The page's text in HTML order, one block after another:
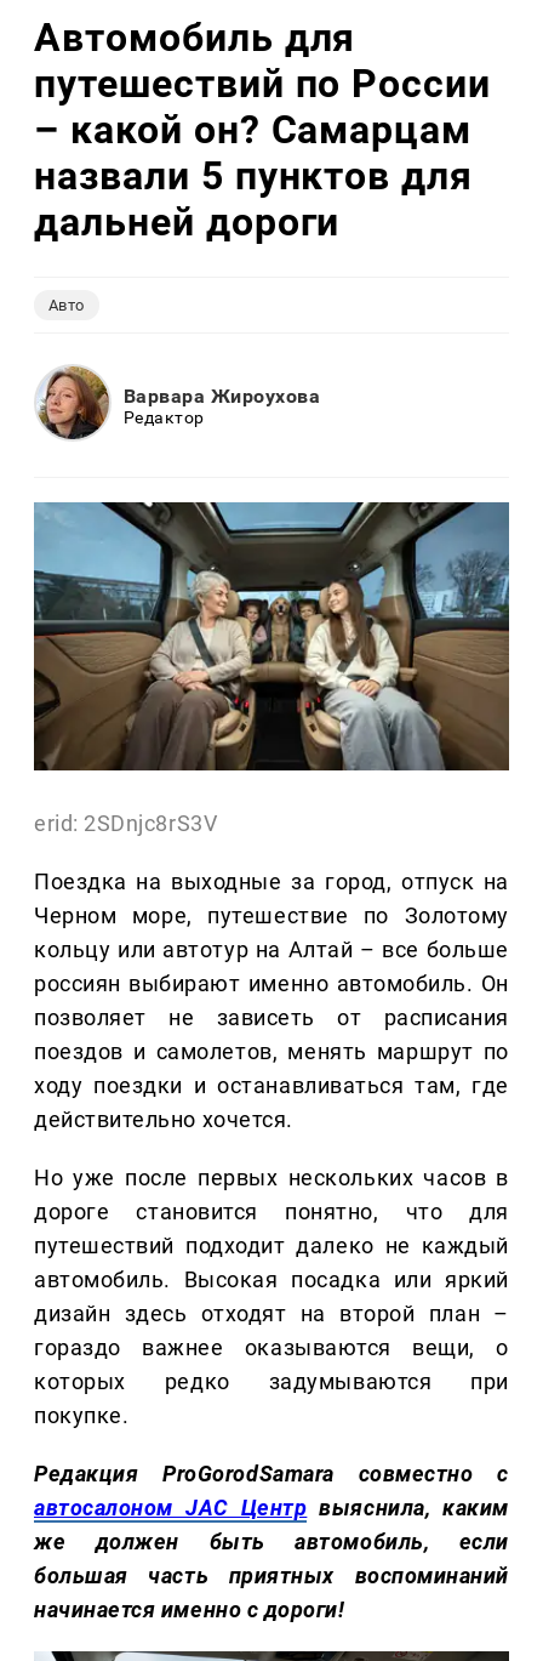
Автомобиль для
путешествий по России
– какой он? Самарцам
назвали 5 пунктов для
дальней дороги
Авто
Варвара Жироухова
Редактор
erid: 2SDnjc8rS3V
Поездка на выходные за город, отпуск на
Черном море, путешествие по Золотому
кольцу или автотур на Алтай – все больше
россиян выбирают именно автомобиль. Он
позволяет не зависеть от расписания
поездов и самолетов, менять маршрут по
ходу поездки и останавливаться там, где
действительно хочется.
Но уже после первых нескольких часов в
дороге становится понятно, что для
путешествий подходит далеко не каждый
автомобиль. Высокая посадка или яркий
дизайн здесь отходят на второй план –
гораздо важнее оказываются вещи, о
которых редко задумываются при
покупке.
Редакция ProGorodSamara совместно с
автосалоном JAC Центр выяснила, каким
же должен быть автомобиль, если
большая часть приятных воспоминаний
начинается именно с дороги!